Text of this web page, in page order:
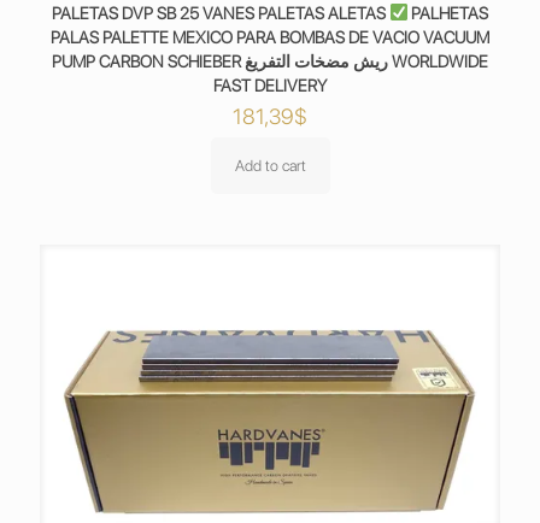
PALETAS DVP SB 25 VANES PALETAS ALETAS
PALHETAS
PALAS PALETTE MEXICO PARA BOMBAS DE VACIO VACUUM
PUMP CARBON SCHIEBER ريش مضخات التفريغ WORLDWIDE
FAST DELIVERY
181,39$
Add to cart